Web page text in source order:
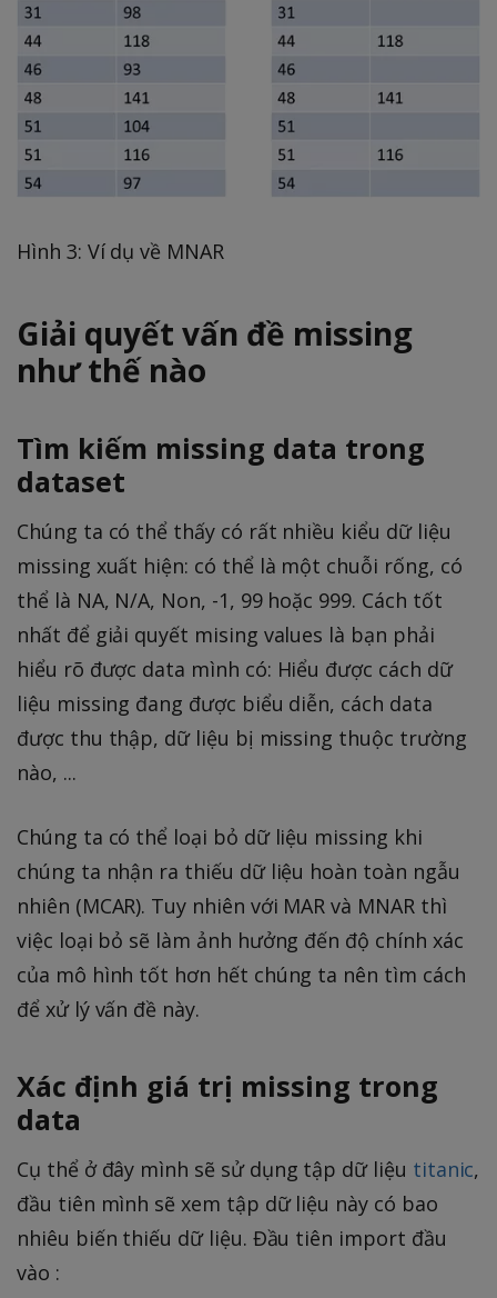
Hình 3: Ví dụ về MNAR
Giải quyết vấn đề missing
như thế nào
Tìm kiếm missing data trong
dataset
Chúng ta có thể thấy có rất nhiều kiểu dữ liệu
missing xuất hiện: có thể là một chuỗi rống, có
thể là NA, N/A, Non, -1, 99 hoặc 999. Cách tốt
nhất để giải quyết mising values là bạn phải
hiểu rõ được data mình có: Hiểu được cách dữ
liệu missing đang được biểu diễn, cách data
được thu thập, dữ liệu bị missing thuộc trường
nào, ...
Chúng ta có thể loại bỏ dữ liệu missing khi
chúng ta nhận ra thiếu dữ liệu hoàn toàn ngẫu
nhiên (MCAR). Tuy nhiên với MAR và MNAR thì
việc loại bỏ sẽ làm ảnh hưởng đến độ chính xác
của mô hình tốt hơn hết chúng ta nên tìm cách
để xử lý vấn đề này.
Xác định giá trị missing trong
data
Cụ thể ở đây mình sẽ sử dụng tập dữ liệu titanic,
đầu tiên mình sẽ xem tập dữ liệu này có bao
nhiêu biến thiếu dữ liệu. Đầu tiên import đầu
vào :